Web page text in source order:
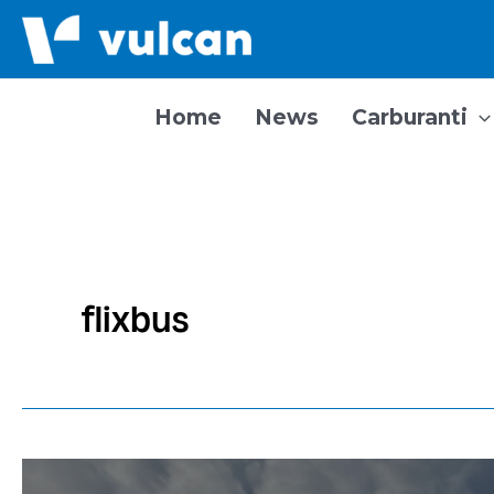
Vai
Home News Carburanti
flixbus